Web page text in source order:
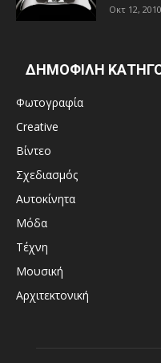
Οκτ 12, 2010
ΔΗΜΟΦΙΛΗ
Φωτογραφία
Creative
Βίντεο
Σχεδιασμός
Αυτοκίνητα
Μόδα
Τέχνη
Μουσική
Αρχιτεκτονική